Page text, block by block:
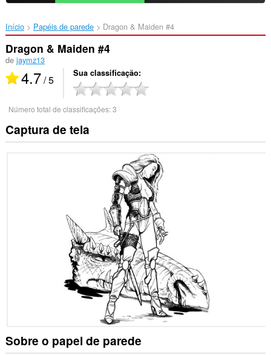
Baixar o Opera Free for Android
Início Papéis de parede Dragon & Maiden #4‎
Dragon & Maiden #4
de jaymz13
4.7/ 5 Sua classificação
Número total de classificações:3
Captura de tela
Sobre o papel de parede